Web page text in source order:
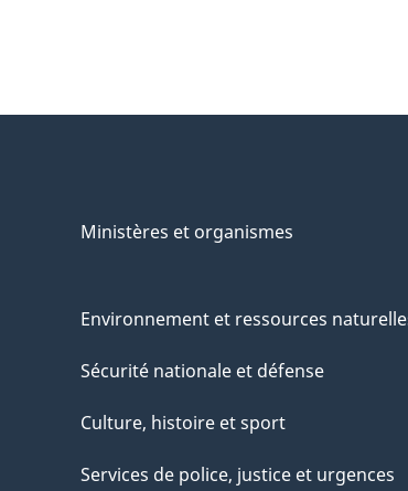
Ministères et organismes
Environnement et ressources
Sécurité nationale et défense
Culture, histoire et sport
Services de police, justice et urgences